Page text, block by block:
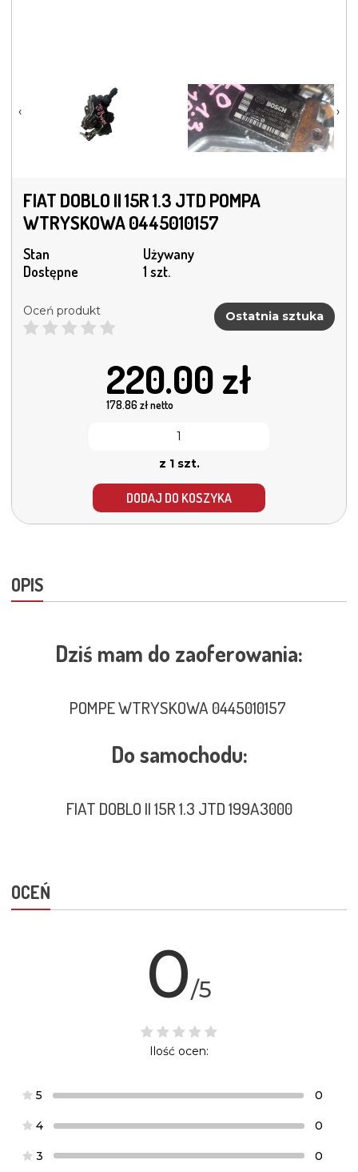
‹ ›
FIAT DOBLO II 15R 1.3 JTD POMPA
WTRYSKOWA 0445010157
Stan
Używany
Dostępne
1 szt.
Oceń produkt Ostatnia sztuka
220.00 zł
178.86zł netto
z 1 szt.
DODAJ DO KOSZYKA
OPIS
Dziś mam do zaoferowania:
POMPE WTRYSKOWA 0445010157
Do samochodu:
FIAT DOBLO II 15R 1.3 JTD 199A3000
OCEŃ
0/5
Ilość ocen:
5 0
4 0
3 0